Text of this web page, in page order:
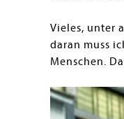
Vieles, unter
daran muss
Menschen.